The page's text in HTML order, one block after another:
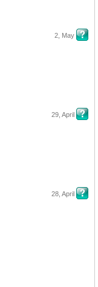
2, May
29, April
28, April